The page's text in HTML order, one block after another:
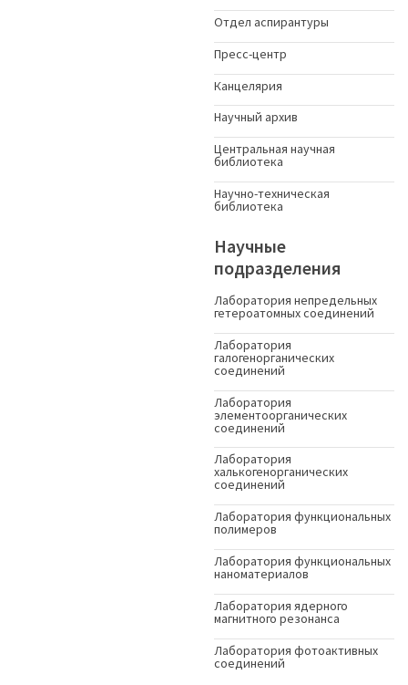
Отдел аспирантуры
Пресс-центр
Канцелярия
Научный архив
Центральная научная
библиотека
Научно-техническая
библиотека
Научные
подразделения
Лаборатория непредельных
гетероатомных соединений
Лаборатория
галогенорганических
соединений
Лаборатория
элементоорганических
соединений
Лаборатория
халькогенорганических
соединений
Лаборатория функциональных
полимеров
Лаборатория функциональных
наноматериалов
Лаборатория ядерного
магнитного резонанса
Лаборатория фотоактивных
соединений